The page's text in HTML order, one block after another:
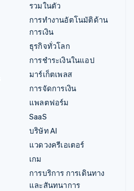
รวมในตัว
การทำงานอัตโนมัติด้าน
การเงิน
ธุรกิจทั่วโลก
การชำระเงินในแอป
มาร์เก็ตเพลส
การจัดการเงิน
แพลตฟอร์ม
SaaS
บริษัท AI
แวดวงครีเอเตอร์
เกม
การบริการ การเดินทาง
และสันทนาการ